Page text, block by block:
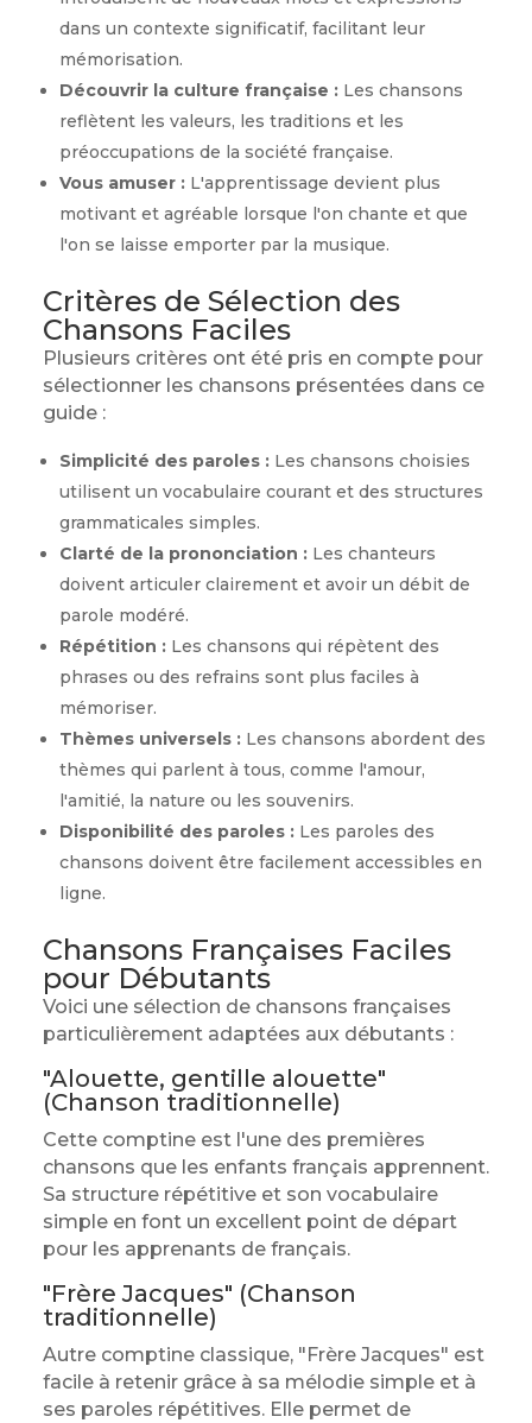
dans un contexte significatif, facilitant leur
mémorisation.
Découvrir la culture française :Les chansons
reflètent les valeurs, les traditions et les
préoccupations de la société française.
Vous amuser :L'apprentissage devient plus
motivant et agréable lorsque l'on chante et que
l'on se laisse emporter par la musique.
Critères de Sélection des
Chansons Faciles
Plusieurs critères ont été pris en compte pour
sélectionner les chansons présentées dans ce
guide :
Simplicité des paroles :Les chansons choisies
utilisent un vocabulaire courant et des structures
grammaticales simples.
Clarté de la prononciation :Les chanteurs
doivent articuler clairement et avoir un débit de
parole modéré.
Répétition :Les chansons qui répètent des
phrases ou des refrains sont plus faciles à
mémoriser.
Thèmes universels :Les chansons abordent des
thèmes qui parlent à tous, comme l'amour,
l'amitié, la nature ou les souvenirs.
Disponibilité des paroles :Les paroles des
chansons doivent être facilement accessibles en
ligne.
Chansons Françaises Faciles
pour Débutants
Voici une sélection de chansons françaises
particulièrement adaptées aux débutants :
"Alouette, gentille alouette"
(Chanson traditionnelle)
Cette comptine est l'une des premières
chansons que les enfants français apprennent.
Sa structure répétitive et son vocabulaire
simple en font un excellent point de départ
pour les apprenants de français.
"Frère Jacques" (Chanson
traditionnelle)
Autre comptine classique, "Frère Jacques" est
facile à retenir grâce à sa mélodie simple et à
ses paroles répétitives. Elle permet de